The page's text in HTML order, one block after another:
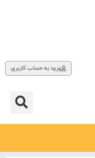
ورود به حساب کاربری